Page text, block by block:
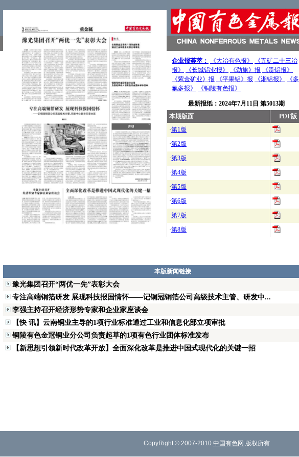
企业报荟萃： 《大冶有色报》
《五矿二十三冶
报》
《长城铝业报》 《劲旅》报
《贵铝报》
《紫金矿业》报
《平果铝》报 《湘铝报》
《多
氟多报》
《铜陵有色报》
最新报纸： 2024年7月11日 第5013期
本期版面
PDF版
·第1版
·第2版
·第3版
·第4版
·第5版
·第6版
·第7版
·第8版
本版新闻链接
豫光集团召开“两优一先”表彰大会
专注高端铜箔研发 展现科技报国情怀——记铜冠铜箔公司高级技术主管、研发中...
李强主持召开经济形势专家和企业家座谈会
【快 讯】云南铜业主导的1项行业标准通过工业和信息化部立项审批
铜陵有色金冠铜业分公司负责起草的1项有色行业团体标准发布
【新思想引领新时代改革开放】全面深化改革是推进中国式现代化的关键一招
CopyRight © 2007-2010 中国有色网 版权所有